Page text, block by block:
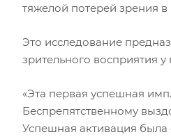
тяжелой потерей зрения
Это исследование
зрительного восприятия
«Эта первая успешная
Беспрепятственному
Успешная активация была